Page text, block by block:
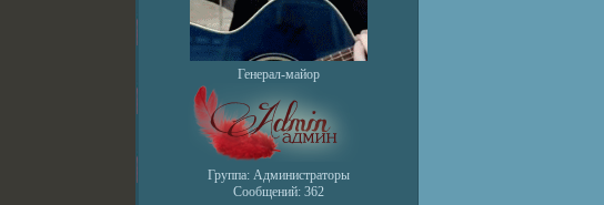
Генерал-майор
Группа: Администраторы
Сообщений: 362